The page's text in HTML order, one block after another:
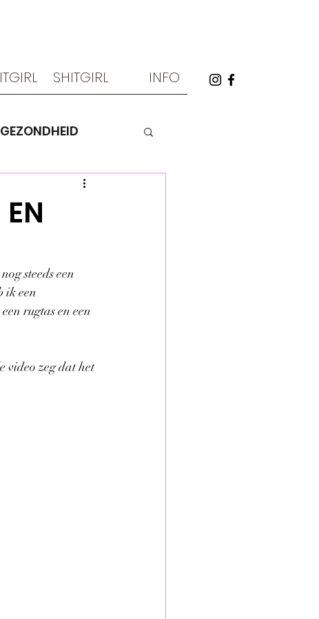
SHITGIRL INFO
GEZONDHEID
spiritualiteit
steeds een
ik een
rugtas en een
video zeg dat het